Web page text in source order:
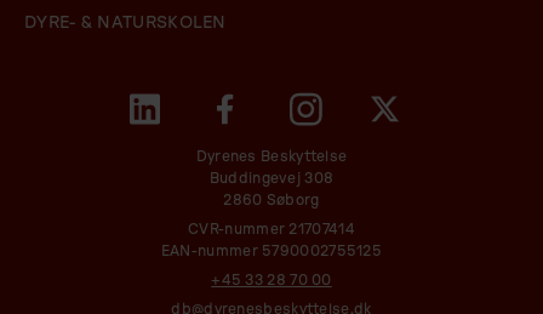
DYRE- & NATURSKOLEN
Dyrenes Beskyttelse
Buddingevej 308
2860 Søborg
CVR-nummer 21707414
EAN-nummer 5790002755125
+45 33 28 70 00
db@dyrenesbeskyttelse.dk